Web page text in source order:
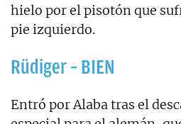
hielo por el pisotón que
pie izquierdo.
Rüdiger – BIEN
Entró por Alaba tras el